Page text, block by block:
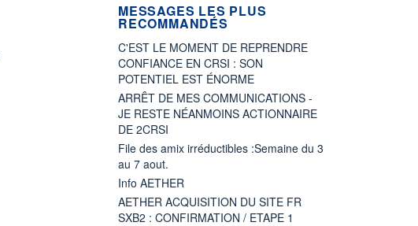
MESSAGES LES PLUS
RECOMMANDÉS
C'EST LE MOMENT DE REPRENDRE
CONFIANCE EN CRSI : SON
POTENTIEL EST ÉNORME
ARRÊT DE MES COMMUNICATIONS -
JE RESTE NÉANMOINS ACTIONNAIRE
DE 2CRSI
File des amix irréductibles :Semaine du 3
au 7 aout.
Info AETHER
AETHER ACQUISITION DU SITE FR
SXB2 : CONFIRMATION / ETAPE 1